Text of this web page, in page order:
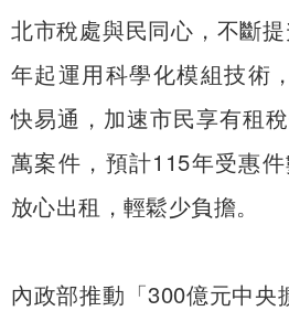
北市稅處與民同心，不斷
年起運用科學化模組技術
快易通，加速市民享有租
萬案件，預計115年受惠
放心出租，輕鬆少負擔。
內政部推動「300億元中央